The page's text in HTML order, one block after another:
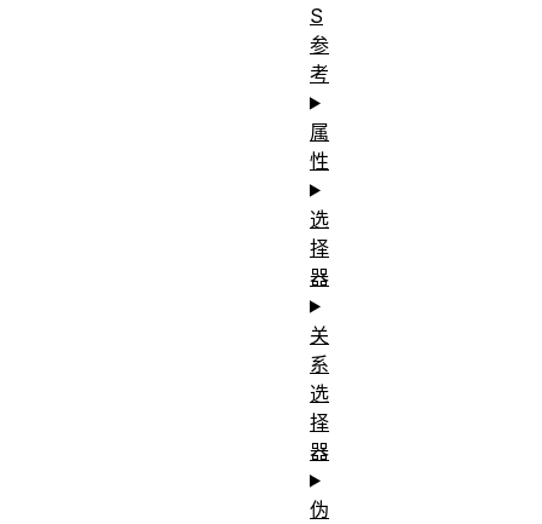
S
参
考
属
性
选
择
器
关
系
选
择
器
伪